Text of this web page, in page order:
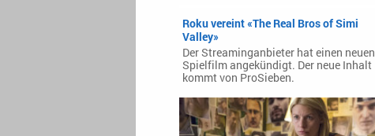
Roku vereint «The Real Bros of Simi
Valley»
Der Streaminganbieter hat einen neuen
Spielfilm angekündigt. Der neue Inhalt
kommt von ProSieben.